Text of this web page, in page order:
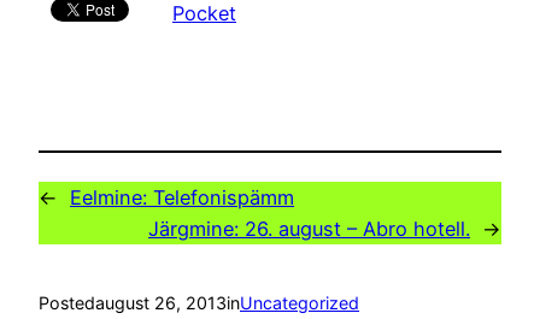
Pocket
← Eelmine: Telefonispämm
Järgmine: 26. august – Abro hotell. →
Postedaugust 26, 2013inUncategorized